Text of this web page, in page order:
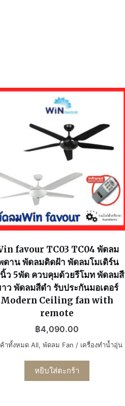
favour TC03 TC04 พัดลม
ดาน พัดลมติดฝ้า พัดลมโมเดิร์น
ว 5พัด ควบคุมด้วยรีโมท พัดลมสี
ว พัดลมสีดำ รับประกันมอเตอร์
Modern Ceiling fan with
remote
฿4,090.00
าทั้งหมด All, พัดลม Fan / เครื่องทำน้ำอุ่น
หยิบใส่ตะกร้า